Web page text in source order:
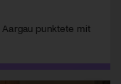
punktete mit